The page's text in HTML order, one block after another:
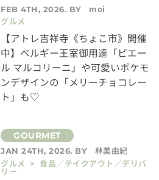
FEB 4TH, 2026. BY
moi
グルメ
【アトレ吉祥寺《ちょこ市》開催
中】ベルギー王室御用達「ピエー
ル マルコリーニ」や可愛いポケモ
ンデザインの「メリーチョコレー
ト」も♡
JAN 24TH, 2026. BY
林美由紀
グルメ > 食品／テイクアウト／デリバ
リー